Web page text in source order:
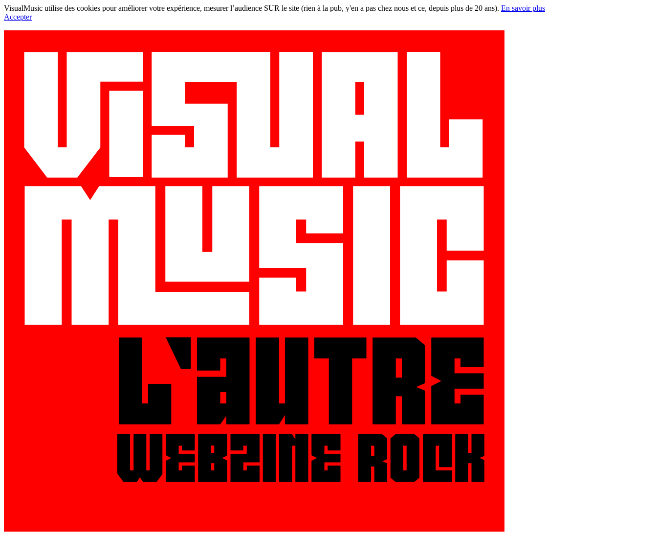
VisualMusic utilise des cookies pour améliorer votre expérience, mesurer l’audience SUR le site (rien à la pub, y'en a pas chez nous et ce, depuis plus de 20 ans). En savoir plus
Accepter